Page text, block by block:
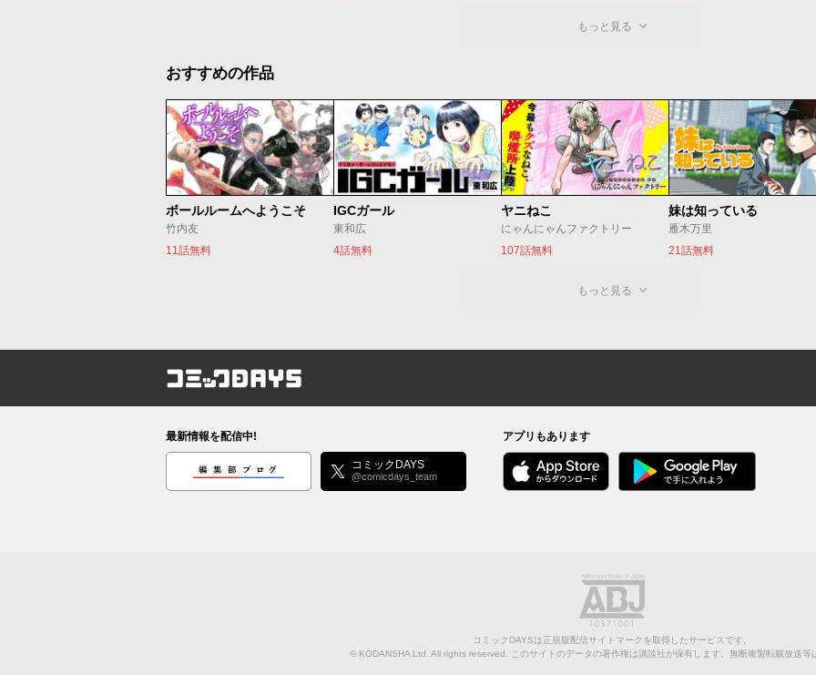
もっと見る
おすすめの作品
ボールルームへようこそ
竹内友
11話無料
IGCガール
東和広
4話無料
ヤニねこ
にゃんにゃんファクトリー
107話無料
妹は知っている
雁木万里
21話無料
もっと見る
コミックDAYS
最新情報を配信中!
編集部ブログ コミックDAYS
@comicdays_team
アプリもあります
コミックDAYSは正規版配信サイトマークを取得したサービスです。
© KODANSHA Ltd. All rights reserved. このサイトのデータの著作権は講談社が保有します。無断複製転載放送等